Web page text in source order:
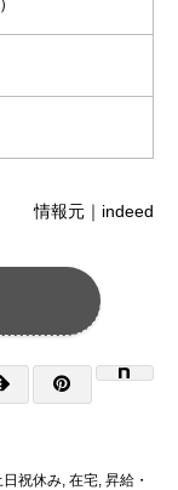
情報元｜indeed
日祝休み, 在宅, 昇給・